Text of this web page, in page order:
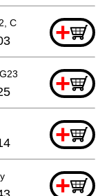
Cm9uby +
For Irl+
+
+